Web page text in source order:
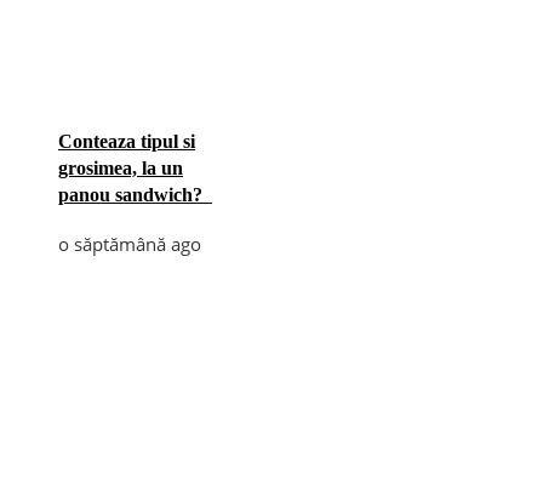
Conteaza tipul si
grosimea, la un
panou sandwich?
o săptămână ago